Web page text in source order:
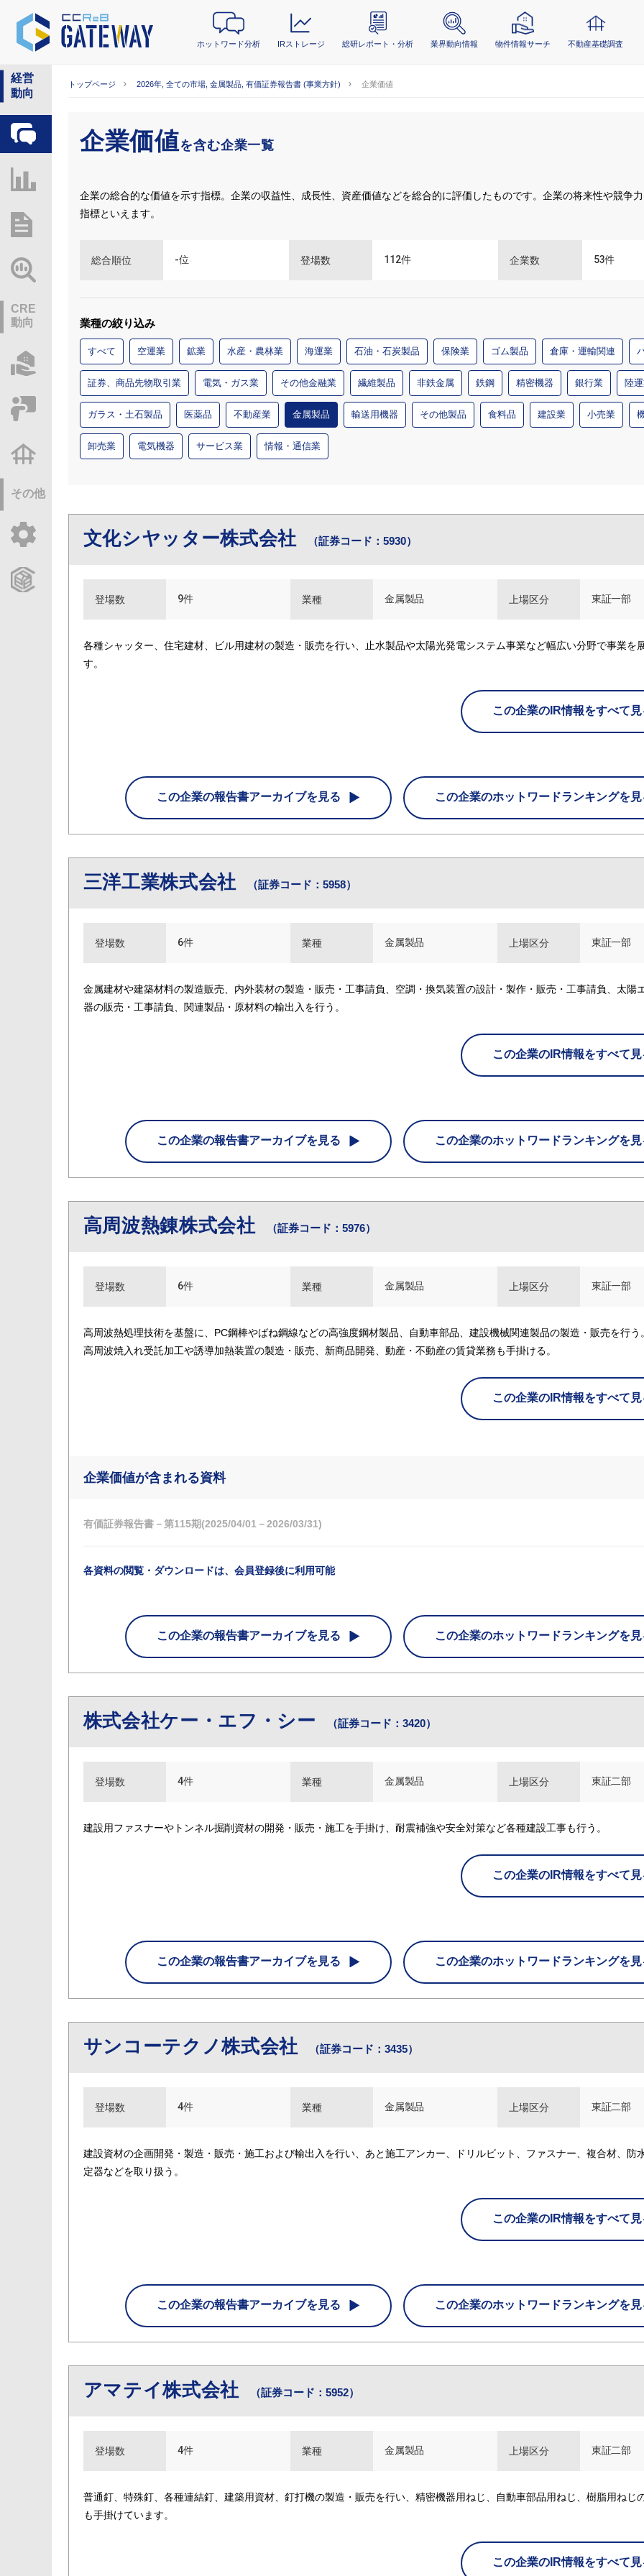
ホットワード分析 IRストレージ 総研レポート・分析 業界動向情報 物件情報サーチ 不動産基礎調査
経営
動向
ホットワード分析
業界動向情報
CRE
動向
物件情報サーチ
セミナー・研修
不動産基礎調査
その他
ご利用ガイド
トップページ 2026年, 全ての市場, 金属製品, 有価証券報告書 (事業方針) 企業価値
企業価値を含む企業一覧
企業の総合的な価値を示す指標。企業の収益性、成長性、資産価値などを総合的に評価したものです。企業の将来性や競争
指標といえます。
総合順位 -位 登場数 112件 企業数 53件
業種の絞り込み
すべて 空運業 鉱業 水産・農林業 海運業 石油・石炭製品 保険業 ゴム製品 倉庫・運輸関連
証券、商品先物取引業 電気・ガス業 その他金融業 繊維製品 非鉄金属 鉄鋼 精密機器 銀行業 陸
ガラス・土石製品 医薬品 不動産業 金属製品 輸送用機器 その他製品 食料品 建設業 小売業
卸売業 電気機器 サービス業 情報・通信業
文化シヤッター株式会社 （証券コード：5930）
登場数 9件 業種 金属製品 上場区分 東証一部
各種シャッター、住宅建材、ビル用建材の製造・販売を行い、止水製品や太陽光発電システム事業など幅広い分野で事業を
す。
この企業のIR情報をすべて見
この企業の報告書アーカイブを見る この企業のホットワードランキングを見
三洋工業株式会社 （証券コード：5958）
登場数 6件 業種 金属製品 上場区分 東証一部
金属建材や建築材料の製造販売、内外装材の製造・販売・工事請負、空調・換気装置の設計・製作・販売・工事請負、太陽
器の販売・工事請負、関連製品・原材料の輸出入を行う。
この企業のIR情報をすべて見
この企業の報告書アーカイブを見る この企業のホットワードランキングを見
高周波熱錬株式会社 （証券コード：5976）
登場数 6件 業種 金属製品 上場区分 東証一部
高周波熱処理技術を基盤に、PC鋼棒やばね鋼線などの高強度鋼材製品、自動車部品、建設機械関連製品の製造・販売を行う
高周波焼入れ受託加工や誘導加熱装置の製造・販売、新商品開発、動産・不動産の賃貸業務も手掛ける。
この企業のIR情報をすべて見
企業価値が含まれる資料
有価証券報告書－第115期(2025/04/01－2026/03/31)
各資料の閲覧・ダウンロードは、会員登録後に利用可能
この企業の報告書アーカイブを見る この企業のホットワードランキングを見
株式会社ケー・エフ・シー （証券コード：3420）
登場数 4件 業種 金属製品 上場区分 東証二部
建設用ファスナーやトンネル掘削資材の開発・販売・施工を手掛け、耐震補強や安全対策など各種建設工事も行う。
この企業のIR情報をすべて見
この企業の報告書アーカイブを見る この企業のホットワードランキングを見
サンコーテクノ株式会社 （証券コード：3435）
登場数 4件 業種 金属製品 上場区分 東証二部
建設資材の企画開発・製造・販売・施工および輸出入を行い、あと施工アンカー、ドリルビット、ファスナー、複合材、防
定器などを取り扱う。
この企業のIR情報をすべて見
この企業の報告書アーカイブを見る この企業のホットワードランキングを見
アマテイ株式会社 （証券コード：5952）
登場数 4件 業種 金属製品 上場区分 東証二部
普通釘、特殊釘、各種連結釘、建築用資材、釘打機の製造・販売を行い、精密機器用ねじ、自動車部品用ねじ、樹脂用ねじ
も手掛けています。
この企業のIR情報をすべて見